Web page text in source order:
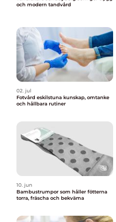
och modern tandvård
02. jul
Fotvård eskilstuna kunskap, omtanke
och hållbara rutiner
10. jun
Bambustrumpor som håller fötterna
torra, fräscha och bekväma